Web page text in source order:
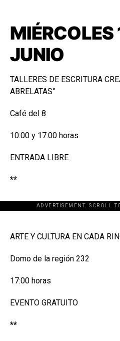
MIÉRCOLES
JUNIO
TALLERES DE ESCRITURA
ABRELATAS”
Café del 8
10:00 y 17:00 horas
ENTRADA LIBRE
**
ADVERTISEMENT. SCROLL
[adsforwp
ARTE Y CULTURA EN CADA
Domo de la región 232
17:00 horas
EVENTO GRATUITO
**